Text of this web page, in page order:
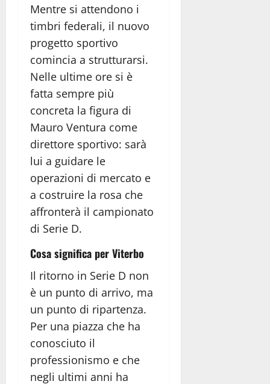
Mentre si attendono i
timbri federali, il nuovo
progetto sportivo
comincia a strutturarsi.
Nelle ultime ore si è
fatta sempre più
concreta la figura di
Mauro Ventura come
direttore sportivo: sarà
lui a guidare le
operazioni di mercato e
a costruire la rosa che
affronterà il campionato
di Serie D.
Cosa significa per Viterbo
Il ritorno in Serie D non
è un punto di arrivo, ma
un punto di ripartenza.
Per una piazza che ha
conosciuto il
professionismo e che
negli ultimi anni ha